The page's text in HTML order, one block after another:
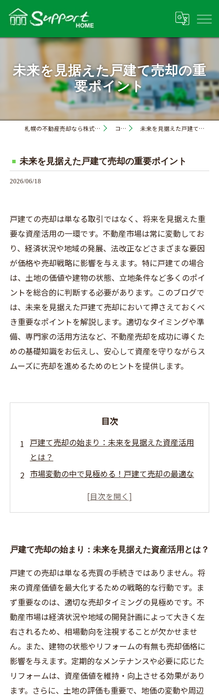
未来を見据えた戸建て売却の重
要ポイント
札幌の不動産売却なら株式会社サポートホーム コラム 未来を見据えた戸建て売却の重要ポイント
未来を見据えた戸建て売却の重要ポイント
2026/06/18
戸建ての売却は単なる取引ではなく、将来を見据えた重
要な資産活用の一環です。不動産市場は常に変動してお
り、経済状況や地域の発展、法改正などさまざまな要因
が価格や売却戦略に影響を与えます。特に戸建ての場合
は、土地の価値や建物の状態、立地条件など多くのポイ
ントを総合的に判断する必要があります。このブログで
は、未来を見据えた戸建て売却において押さえておくべ
き重要なポイントを解説します。適切なタイミングや準
備、専門家の活用方法など、不動産売却を成功に導くた
めの基礎知識をお伝えし、安心して資産を守りながらス
ムーズに売却を進めるためのヒントを提供します。
目次
戸建て売却の始まり：未来を見据えた資産活用
とは？
市場変動の中で見極める！戸建て売却の最適な
土地・建物・立地の3大ポイントを総合判断する
の準備と戦略
未来を守る戸建て売却の成功ストーリー：安
心・納得の取引を目指して
知らないと損する！戸建て売却で押さえるべき
最新法改正と対策
戸建て売却後の資産活用アイデア：次のステッ
プへの賢い選択
戸建て売却の始まり：未来を見据えた資産活用とは？
戸建ての売却は単なる売買の手続きではありません。将
来の資産価値を最大化するための戦略的な行動です。ま
ず重要なのは、適切な売却タイミングの見極めです。不
動産市場は経済状況や地域の開発計画によって大きく左
右されるため、相場動向を注視することが欠かせませ
ん。また、建物の状態やリフォームの有無も売却価格に
影響を与えます。定期的なメンテナンスや必要に応じた
リフォームは、資産価値を維持・向上させる効果があり
ます。さらに、土地の評価も重要で、地価の変動や周辺